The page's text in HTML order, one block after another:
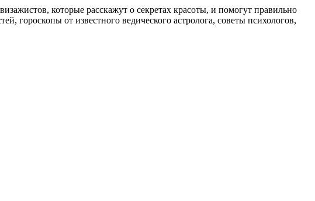
которые расскажут о секретах красоты, и помогут правильно
гороскопы от известного ведического астролога, советы психологов,